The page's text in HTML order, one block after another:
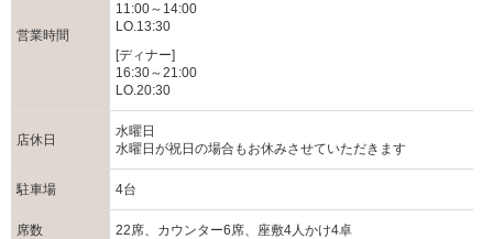
営業時間
11:00～14:00
LO.13:30
[ディナー]
16:30～21:00
LO.20:30
店休日
水曜日
水曜日が祝日の場合もお休みさせていただきます
駐車場 4台
席数 22席、カウンター6席、座敷4人かけ4卓